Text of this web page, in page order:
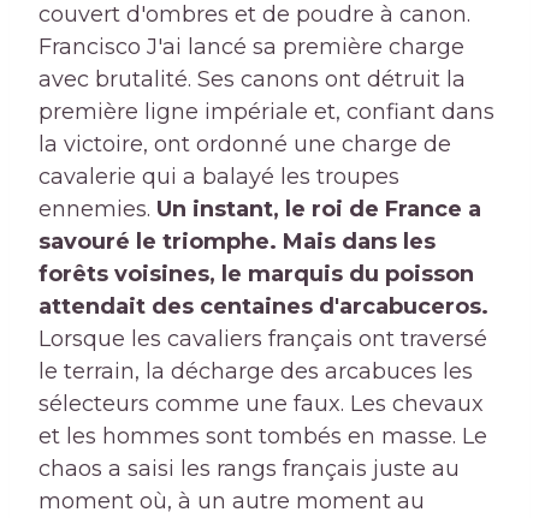
couvert d'ombres et de poudre à canon.
Francisco J'ai lancé sa première charge
avec brutalité. Ses canons ont détruit la
première ligne impériale et, confiant dans
la victoire, ont ordonné une charge de
cavalerie qui a balayé les troupes
ennemies. Un instant, le roi de France a
savouré le triomphe. Mais dans les
forêts voisines, le marquis du poisson
attendait des centaines d'arcabuceros.
Lorsque les cavaliers français ont traversé
le terrain, la décharge des arcabuces les
sélecteurs comme une faux. Les chevaux
et les hommes sont tombés en masse. Le
chaos a saisi les rangs français juste au
moment où, à un autre moment au